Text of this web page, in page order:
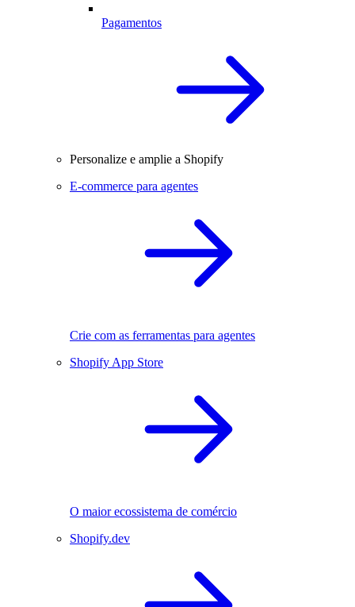
Pagamentos
Personalize e amplie a Shopify
E-commerce para agentes
Crie com as ferramentas para agentes
Shopify App Store
O maior ecossistema de comércio
Shopify.dev